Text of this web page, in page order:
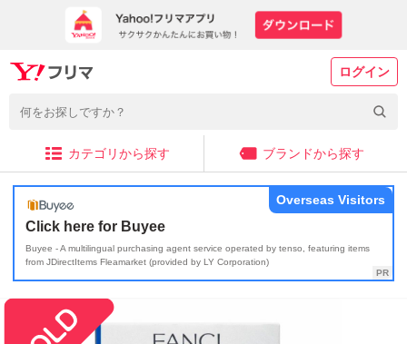
ログイン
カテゴリから探す ブランドから探す
Click here for Buyee
Buyee - A multilingual purchasing agent service operated by tenso, featuring items
from JDirectItems Fleamarket (provided by LY Corporation)
Overseas Visitors